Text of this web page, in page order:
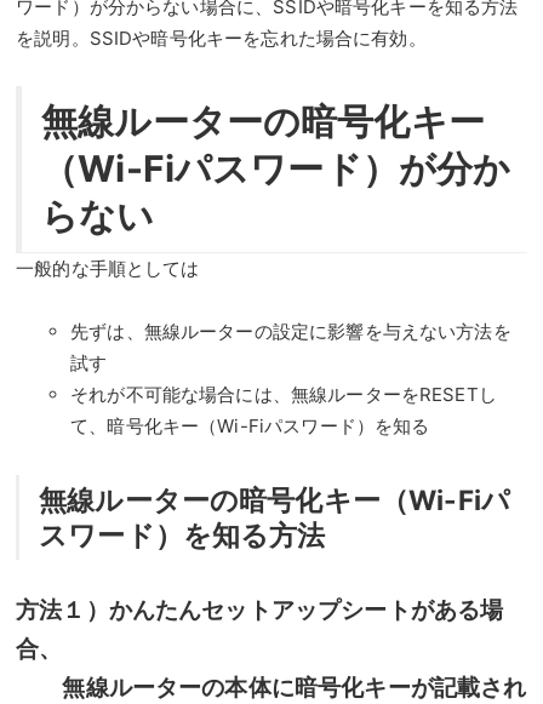
ワード）が分からない場合に、SSIDや暗号化キーを知る方法
を説明。SSIDや暗号化キーを忘れた場合に有効。
無線ルーターの暗号化キー
（Wi-Fiパスワード）が分か
らない
一般的な手順としては
先ずは、無線ルーターの設定に影響を与えない方法を
試す
それが不可能な場合には、無線ルーターをRESETし
て、暗号化キー（Wi-Fiパスワード）を知る
無線ルーターの暗号化キー（Wi-Fiパ
スワード）を知る方法
方法１）かんたんセットアップシートがある場
合、
無線ルーターの本体に暗号化キーが記載され